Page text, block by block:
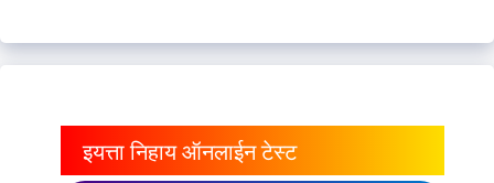
इयत्ता निहाय ऑनलाईन टेस्ट